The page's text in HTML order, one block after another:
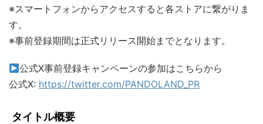
※スマートフォンからアクセスすると各ストアに繋がりま
す。
※事前登録期間は正式リリース開始までとなります。
公式X事前登録キャンペーンの参加はこちらから
公式X: https://twitter.com/PANDOLAND_PR
タイトル概要